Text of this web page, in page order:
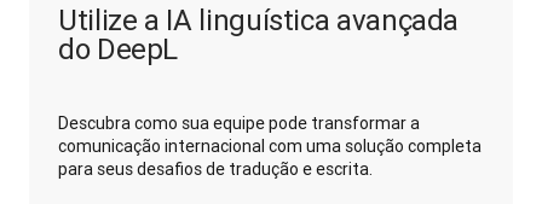
Utilize a IA linguística avançada
do DeepL
Descubra como sua equipe pode transformar a
comunicação internacional com uma solução completa
para seus desafios de tradução e escrita.